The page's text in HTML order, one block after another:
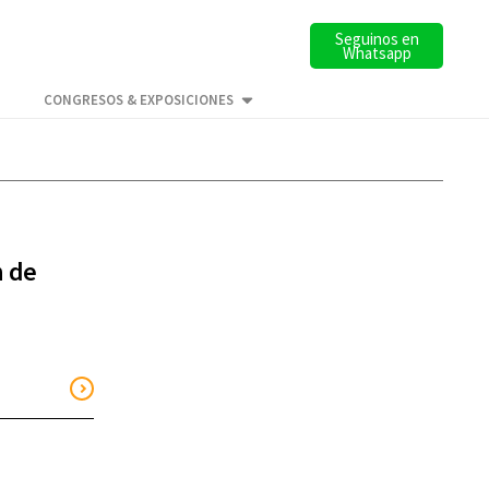
Seguinos en
Whatsapp
CONGRESOS & EXPOSICIONES
de